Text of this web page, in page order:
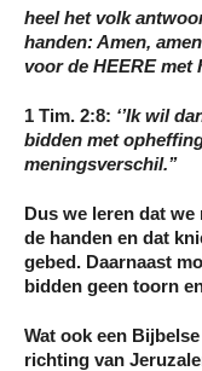
heel het volk
handen: Amen,
voor de HEERE met
1 Tim. 2:8: ‘’Ik wil
bidden met
meningsverschil.’’
Dus we leren dat
de handen en dat
gebed. Daarnaast
bidden geen toorn
Wat ook een
richting van